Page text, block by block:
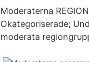
Moderaterna
Okategoriserade;
moderata